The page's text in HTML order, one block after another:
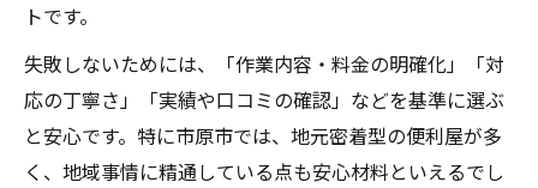
市原市で選ばれる剪定便利屋の選び方とは
見積もりや相談時に便利屋で確認したい事
項
依頼時に失敗しないためのポイントを紹介
トです。
失敗しないためには、「作業内容・料金の明確化」「対
応の丁寧さ」「実績や口コミの確認」などを基準に選ぶ
と安心です。特に市原市では、地元密着型の便利屋が多
く、地域事情に精通している点も安心材料といえるでし